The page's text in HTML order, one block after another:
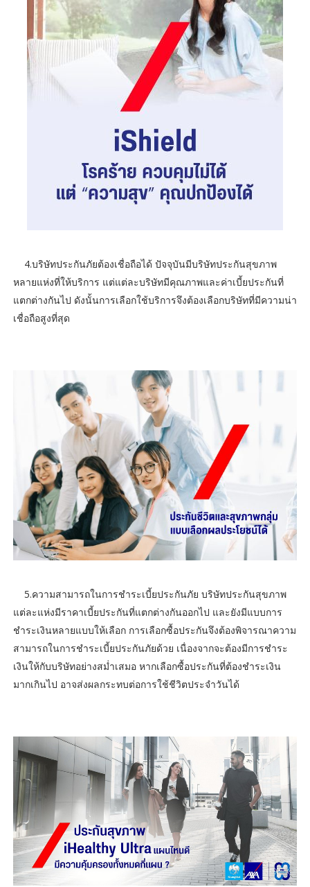
4.บริษัทประกันภัยต้องเชื่อถือได้ ปัจจุบันมีบริษัทประกันสุขภาพ
หลายแห่งที่ให้บริการ แต่แต่ละบริษัทมีคุณภาพและค่าเบี้ยประกันที่
แตกต่างกันไป ดังนั้นการเลือกใช้บริการจึงต้องเลือกบริษัทที่มีความน่า
เชื่อถือสูงที่สุด
5.ความสามารถในการชำระเบี้ยประกันภัย บริษัทประกันสุขภาพ
แต่ละแห่งมีราคาเบี้ยประกันที่แตกต่างกันออกไป และยังมีแบบการ
ชำระเงินหลายแบบให้เลือก การเลือกซื้อประกันจึงต้องพิจารณาความ
สามารถในการชำระเบี้ยประกันภัยด้วย เนื่องจากจะต้องมีการชำระ
เงินให้กับบริษัทอย่างสม่ำเสมอ หากเลือกซื้อประกันที่ต้องชำระเงิน
มากเกินไป อาจส่งผลกระทบต่อการใช้ชีวิตประจำวันได้